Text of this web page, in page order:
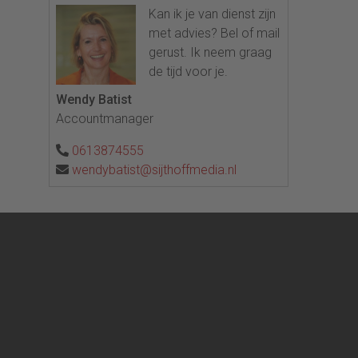
Kan ik je van dienst zijn
met advies? Bel of mail
gerust. Ik neem graag
de tijd voor je.
Wendy Batist
Accountmanager
0613874555
wendybatist@sijthoffmedia.nl